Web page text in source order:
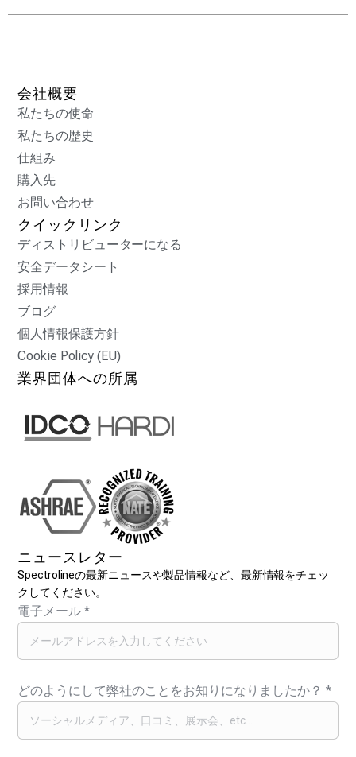
会社概要
私たちの使命
私たちの歴史
仕組み
購入先
お問い合わせ
クイックリンク
ディストリビューターになる
安全データシート
採用情報
ブログ
個人情報保護方針
Cookie Policy (EU)
業界団体への所属
ニュースレター
Spectrolineの最新ニュースや製品情報など、最新情報をチェッ
クしてください。
電子メール*
どのようにして弊社のことをお知りになりましたか？*